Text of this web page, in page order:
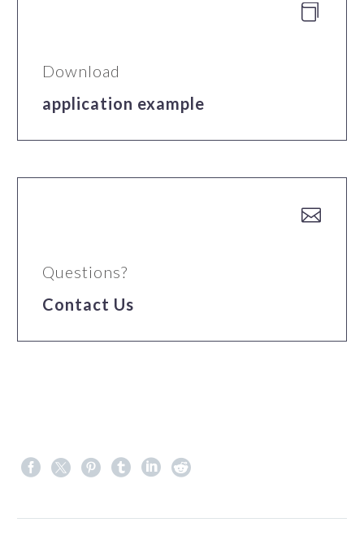


Download
application example


Questions?
Contact Us